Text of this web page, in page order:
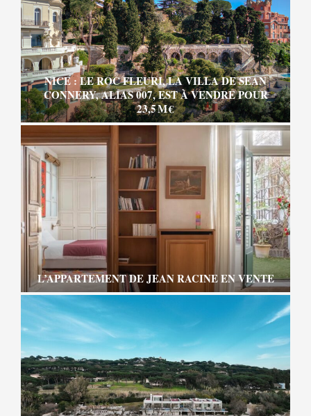
NICE : LE ROC FLEURI, LA VILLA DE SEAN
CONNERY, ALIAS 007, EST À VENDRE POUR
23,5 M €
L’APPARTEMENT DE JEAN RACINE EN VENTE